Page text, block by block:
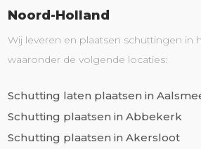
Noord-Holland
Wij leveren en plaatsen schuttingen in
waaronder de volgende locaties:
Schutting laten plaatsen in
Schutting plaatsen in Abbekerk
Schutting plaatsen in Akersloot